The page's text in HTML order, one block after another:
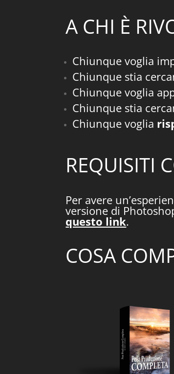
A CHI È
Chiunque voglia
Chiunque stia
Chiunque voglia
Chiunque stia
Chiunque voglia
REQUISITI
Per avere
versione di
questo link.
COSA